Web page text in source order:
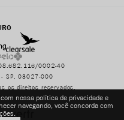
0002-40
- SP, 03027-000
os direitos reservados.
nossa política de privacidade e
navegando, você concorda com